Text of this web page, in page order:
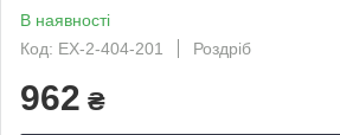
В наявності
Код: EX-2-404-201
Роздріб
962 ₴